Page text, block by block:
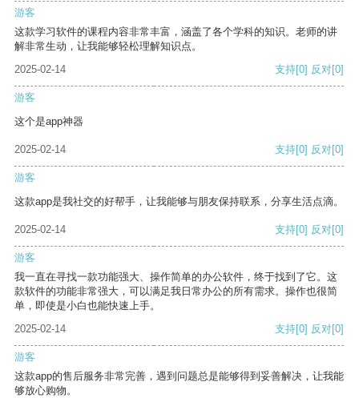
游客
这款学习软件的课程内容非常丰富，涵盖了各个学科的知识。老师的讲
解非常生动，让我能够轻松理解知识点。
2025-02-14
支持[0] 反对[0]
游客
这个是app神器
2025-02-14 支持[0] 反对[0]
游客
这款app是我社交的好帮手，让我能够与朋友保持联系，分享生活点滴。
2025-02-14 支持[0] 反对[0]
游客
我一直在寻找一款功能强大、操作简单的办公软件，终于找到了它。这
款软件的功能非常强大，可以满足我日常办公的所有需求。操作也很简
单，即使是小白也能快速上手。
2025-02-14
支持[0] 反对[0]
游客
这款app的售后服务非常完善，遇到问题总是能够得到妥善解决，让我能
够放心购物。